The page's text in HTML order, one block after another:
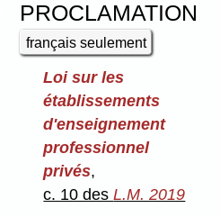
PROCLAMATION
français seulement
Loi sur les
établissements
d'enseignement
professionnel
privés,
c. 10 desL.M. 2019